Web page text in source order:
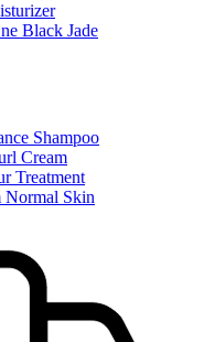
Black Jade
Shampoo
Cream
Treatment
Normal Skin